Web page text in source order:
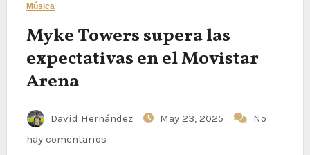
Música
Myke Towers supera las
expectativas en el Movistar
Arena
David Hernández May 23, 2025
No
hay comentarios